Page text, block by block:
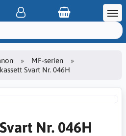
MF-serien
Svart Nr. 046H
Nr. 046H